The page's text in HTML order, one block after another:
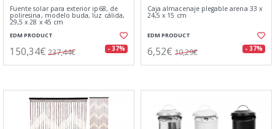
Fuente solar para exterior ip68, de
poliresina, modelo buda, luz cálida,
29,5 x 28 x 45 cm
EDM PRODUCT
150,34€ 237,44€ - 37%
Caja almacenaje plegable arena 33 x
24,5 x 15 cm
EDM PRODUCT
6,52€ 10,29€ - 37%